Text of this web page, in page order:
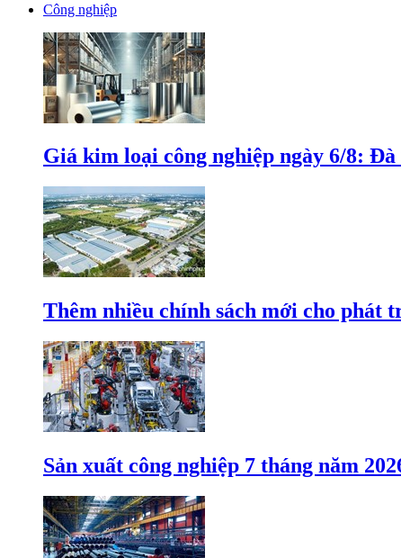
Công nghiệp
Giá kim loại công nghiệp ngày 6/8:
Thêm nhiều chính sách mới cho phát
Sản xuất công nghiệp 7 tháng năm